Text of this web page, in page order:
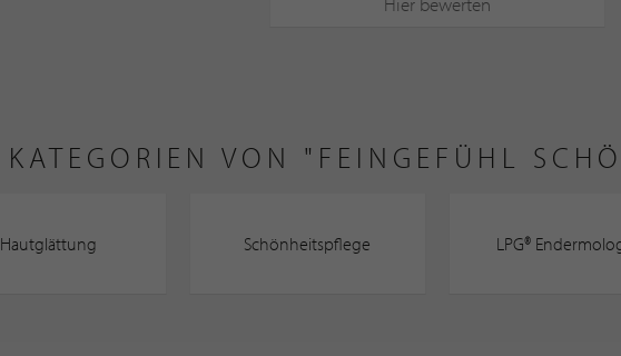
KATEGORIEN VON "FEINGEFÜHL
Hautglättung Schönheitspflege LPG®